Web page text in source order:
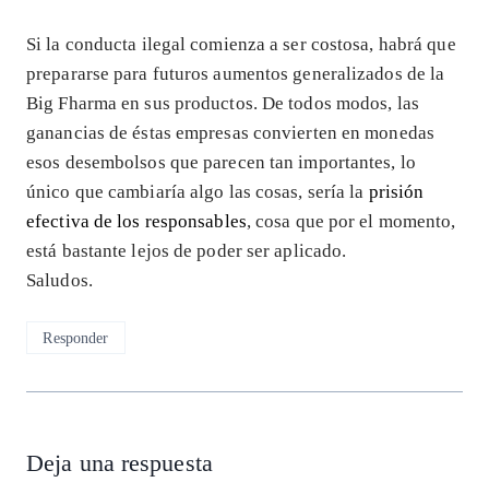
Si la conducta ilegal comienza a ser costosa, habrá que
prepararse para futuros aumentos generalizados de la
Big Fharma en sus productos. De todos modos, las
ganancias de éstas empresas convierten en monedas
esos desembolsos que parecen tan importantes, lo
único que cambiaría algo las cosas, sería la prisión
efectiva de los responsables, cosa que por el momento,
está bastante lejos de poder ser aplicado.
Saludos.
Responder
Deja una respuesta